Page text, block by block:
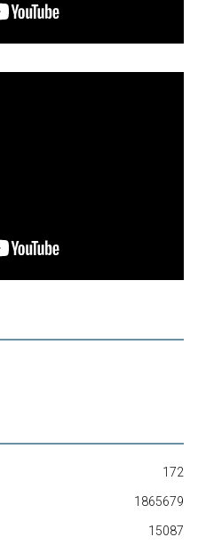
172
1865679
15087